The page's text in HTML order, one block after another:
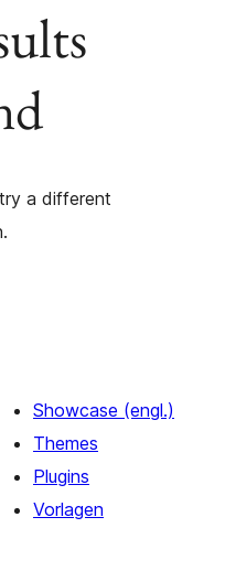
a different
Showcase (engl.)
Themes
Plugins
Vorlagen